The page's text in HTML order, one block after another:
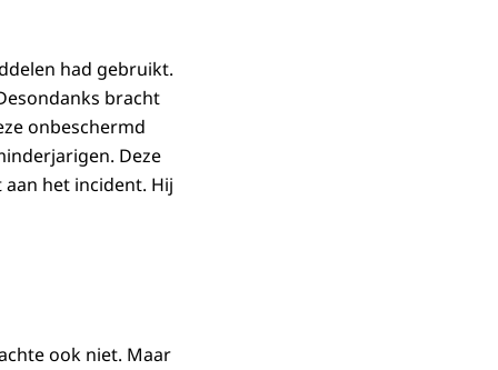
had gebruikt.
bracht
onbeschermd
Deze
het incident. Hij
ook niet. Maar